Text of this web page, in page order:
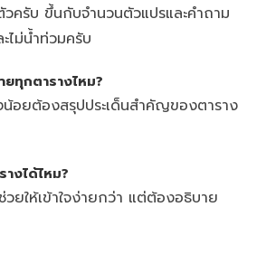
ครับ ขึ้นกับจำนวนตัวแปรและคำถาม
ไม่น้ำท่วมครับ
ยทุกตารางไหม?
น้อยต้องสรุปประเด็นสำคัญของตาราง
งได้ไหม?
ยให้เข้าใจง่ายกว่า แต่ต้องอธิบาย